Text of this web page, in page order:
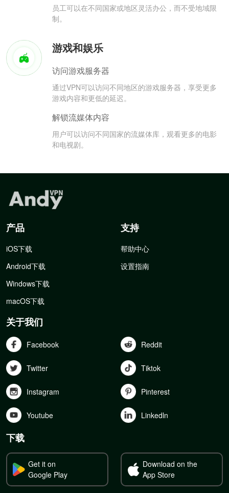
员工可以在不同国家或地区灵活办公，而不受地域限
制。
游戏和娱乐
访问游戏服务器
通过VPN可以访问不同地区的游戏服务器，享受更多
游戏内容和更低的延迟。
解锁流媒体内容
用户可以访问不同国家的流媒体库，观看更多的电影
和电视剧。
产品
iOS下载
Android下载
Windows下载
macOS下载
支持
帮助中心
设置指南
关于我们
Facebook Reddit
Twitter Tiktok
Instagram Pinterest
Youtube Linkedln
下载
Get it on
Google Play
Download on the
App Store